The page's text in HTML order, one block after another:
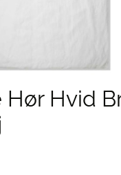
Hør Hvid